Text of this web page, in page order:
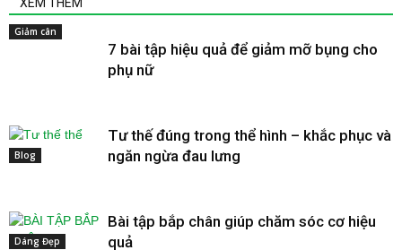
Giảm cân
7 bài tập hiệu quả để giảm mỡ bụng cho
phụ nữ
Blog
Tư thế đúng trong thể hình – khắc phục và
ngăn ngừa đau lưng
Dáng Đẹp
Bài tập bắp chân giúp chăm sóc cơ hiệu
quả